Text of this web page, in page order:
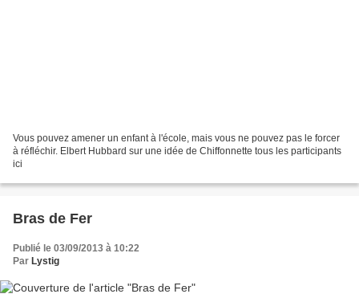
Vous pouvez amener un enfant à l'école, mais vous ne pouvez pas le forcer
à réfléchir. Elbert Hubbard sur une idée de Chiffonnette tous les participants
ici
Bras de Fer
Publié le 03/09/2013 à 10:22
Par Lystig